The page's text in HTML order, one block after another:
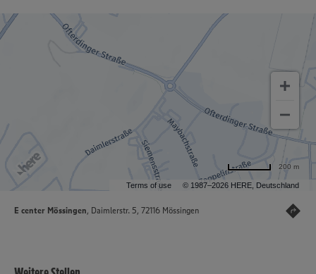
Terms of use © 1987–2026 HERE, Deutschland
200 m
E center Mössingen, Daimlerstr. 5, 72116 Mössingen